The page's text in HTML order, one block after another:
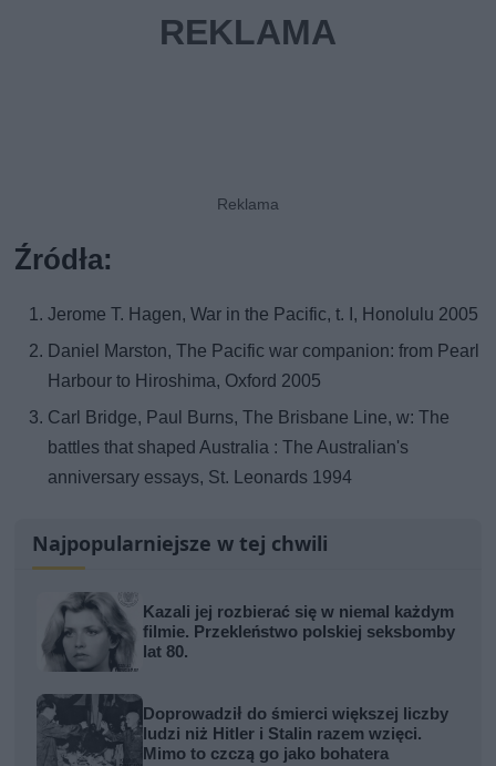
Źródła:
Jerome T. Hagen, War in the Pacific, t. I, Honolulu 2005
Daniel Marston, The Pacific war companion: from Pearl
Harbour to Hiroshima, Oxford 2005
Carl Bridge, Paul Burns, The Brisbane Line, w: The
battles that shaped Australia : The Australian's
anniversary essays, St. Leonards 1994
Najpopularniejsze w tej chwili
Kazali jej rozbierać się w niemal każdym
filmie. Przekleństwo polskiej seksbomby
lat 80.
Doprowadził do śmierci większej liczby
ludzi niż Hitler i Stalin razem wzięci.
Mimo to czczą go jako bohatera